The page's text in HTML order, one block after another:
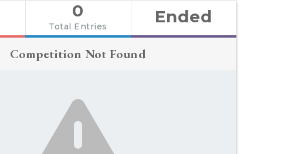
0
Total Entries Ended
Competition Not Found